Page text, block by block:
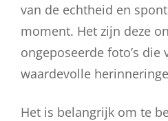
van de echtheid en
moment. Het zijn deze
ongeposeerde foto’s die
waardevolle
Het is belangrijk om te